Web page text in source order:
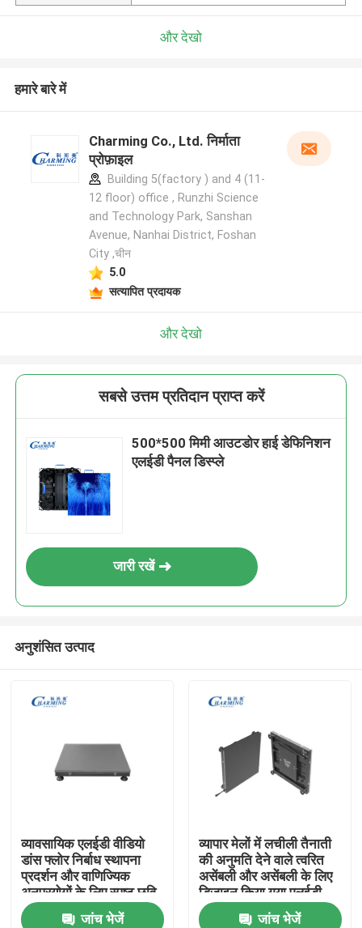
और देखो
हमारे बारे में
Charming Co., Ltd. निर्माता
प्रोफ़ाइल
Building 5(factory ) and 4 (11-
12 floor) office , Runzhi Science
and Technology Park, Sanshan
Avenue, Nanhai District, Foshan
City ,चीन
5.0
सत्यापित प्रदायक
और देखो
सबसे उत्तम प्रतिदान प्राप्त करें
500*500 मिमी आउटडोर हाई डेफिनिशन
एलईडी पैनल डिस्प्ले
जारी रखें
अनुशंसित उत्पाद
व्यावसायिक एलईडी वीडियो
डांस फ्लोर निर्बाध स्थापना
प्रदर्शन और वाणिज्यिक
अनुप्रयोगों के लिए स्पष्ट छवि
जांच भेजें
व्यापार मेलों में लचीली तैनाती
की अनुमति देने वाले त्वरित
असेंबली और असेंबली के लिए
डिज़ाइन किया गया एलईडी
वीडियो वॉल डिस्प्ले
जांच भेजें